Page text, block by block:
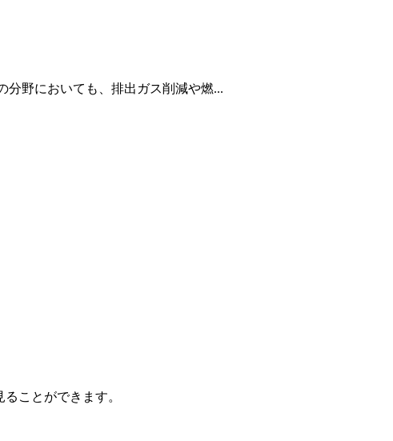
分野においても、排出ガス削減や燃...
ことができます。